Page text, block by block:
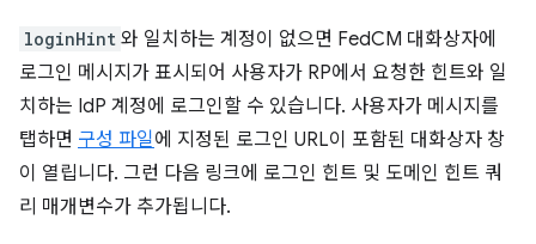
loginHint 와 일치하는 계정이 없으면 FedCM 대화상자에
로그인 메시지가 표시되어 사용자가 RP에서 요청한 힌트와 일
치하는 IdP 계정에 로그인할 수 있습니다. 사용자가 메시지를
탭하면 구성 파일에 지정된 로그인 URL이 포함된 대화상자 창
이 열립니다. 그런 다음 링크에 로그인 힌트 및 도메인 힌트 쿼
리 매개변수가 추가됩니다.